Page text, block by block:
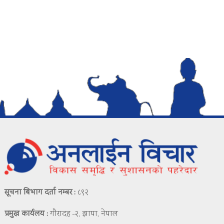
सूचना बिभाग दर्ता नम्बर : ८९२
प्रमुख कार्यलय :गौरादह -२, झापा, नेपाल